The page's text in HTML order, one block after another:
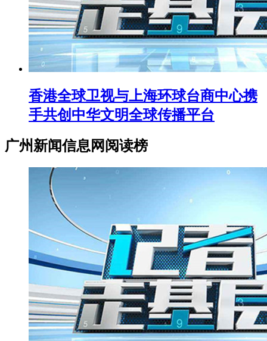
香港全球卫视与上海环球台商中心携
手共创中华文明全球传播平台
广州新闻信息网阅读榜